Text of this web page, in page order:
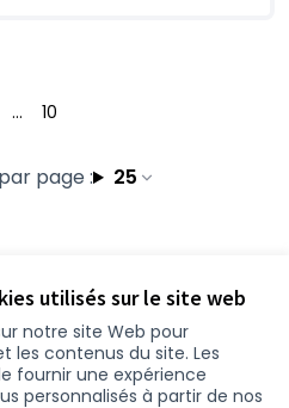
utilisés sur le site web
notre site Web pour
les contenus du site. Les
fournir une expérience
personnalisés à partir de nos
page : 25
… 10
Facebook
sur Instagram
sur YouTube